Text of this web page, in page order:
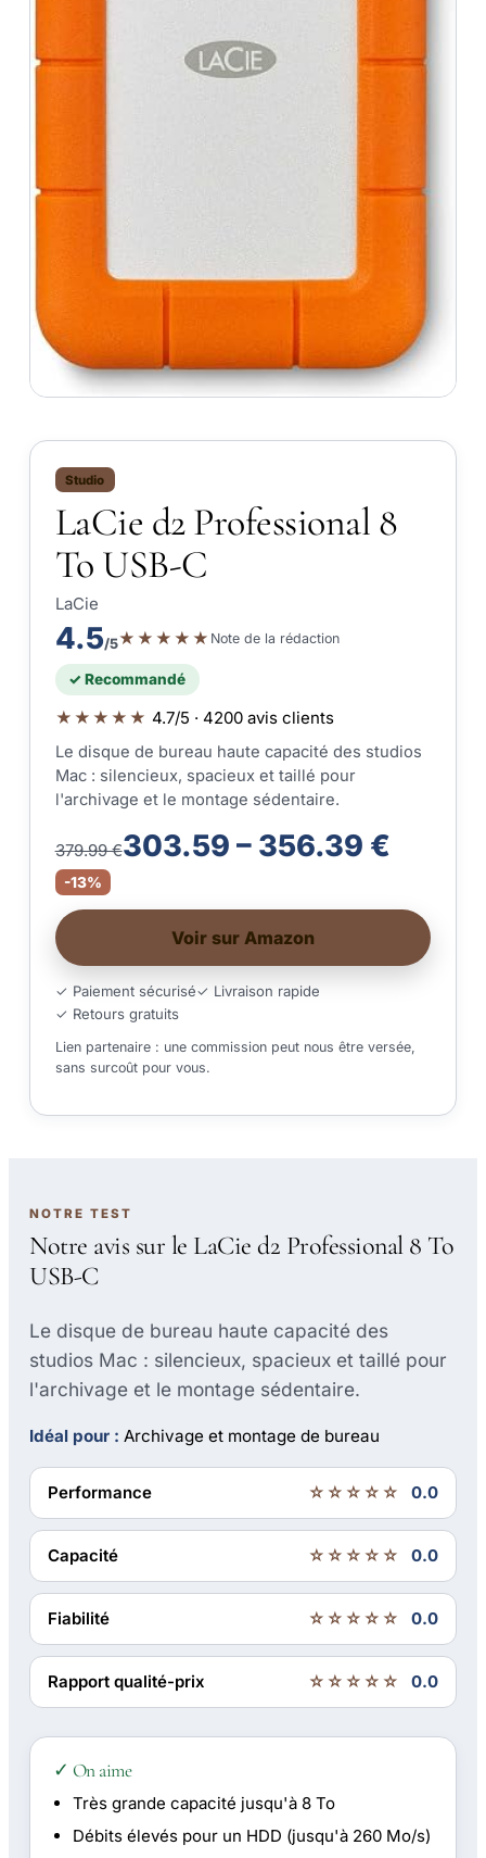
Studio
LaCie d2 Professional 8
To USB-C
LaCie
4.5/5★★★★★ Note de la rédaction
✓ Recommandé
★★★★★ 4.7/5 · 4200 avis clients
Le disque de bureau haute capacité des studios
Mac : silencieux, spacieux et taillé pour
l'archivage et le montage sédentaire.
379.99 €303.59 – 356.39 €
-13%
Voir sur Amazon
✓ Paiement sécurisé✓ Livraison rapide
✓ Retours gratuits
Lien partenaire : une commission peut nous être versée,
sans surcoût pour vous.
NOTRE TEST
Notre avis sur le LaCie d2 Professional 8 To
USB-C
Le disque de bureau haute capacité des
studios Mac : silencieux, spacieux et taillé pour
l'archivage et le montage sédentaire.
Idéal pour : Archivage et montage de bureau
Performance ☆☆☆☆☆ 0.0
Capacité ☆☆☆☆☆ 0.0
Fiabilité ☆☆☆☆☆ 0.0
Rapport qualité-prix ☆☆☆☆☆ 0.0
✓ On aime
Très grande capacité jusqu'à 8 To
Débits élevés pour un HDD (jusqu'à 260 Mo/s)